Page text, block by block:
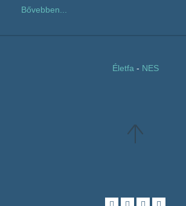
Bővebben...
Életfa - NES